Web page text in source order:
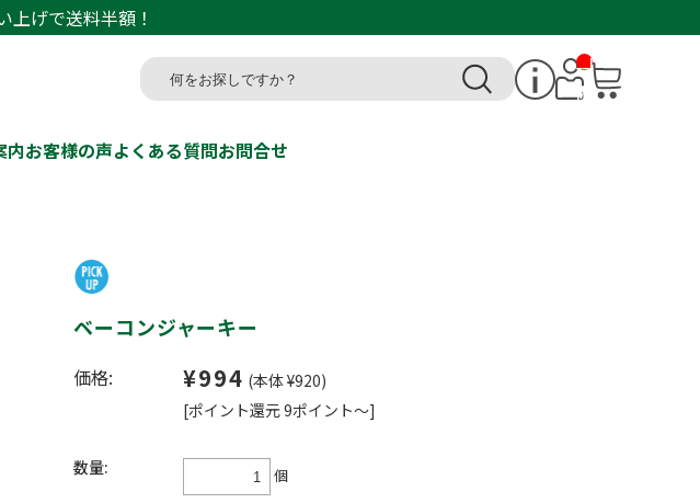
上げで送料半額！
__I
T
M_
内お客様の声よくある質問お問合せ
ベーコンジャーキー
価格: ¥994 (本体 ¥920)
[ポイント還元 9ポイント～]
数量: 個